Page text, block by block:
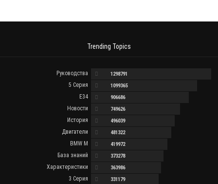
Trending Topics
Руководства 1298791
5 Серия 1099365
E34 906686
Новости 749626
История 496039
Двигатели 481322
BMW M 419972
База знаний 373278
Характеристики 363986
3 Серия 331179